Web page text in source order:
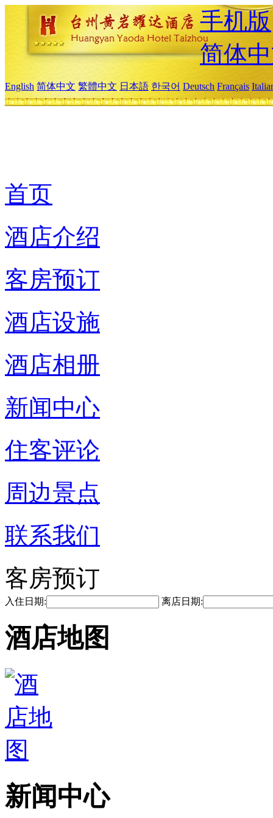
手机版
简体
English 简体中文 繁體中文 日本語 한국어 Deutsch Français
首页
酒店介绍
客房预订
酒店设施
酒店相册
新闻中心
住客评论
周边景点
联系我们
客房预订
入住日期: 离店日期:
酒店地图
新闻中心